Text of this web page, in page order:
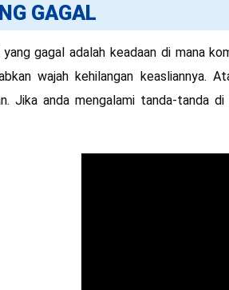
GAGAL
gagal adalah keadaan di mana
wajah kehilangan keasliannya.
Jika anda mengalami tanda-tanda